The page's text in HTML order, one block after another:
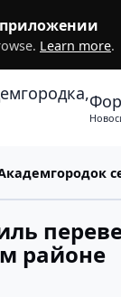
Learn more.
районе